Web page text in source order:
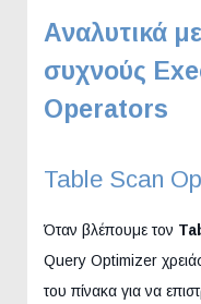
Αναλυτικά
συχνούς
Operators
Table Scan
Όταν βλέπουμε τον
Query Optimizer
του πίνακα για να